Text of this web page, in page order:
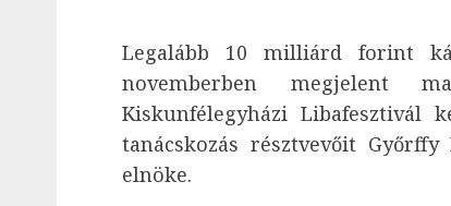
Legalább 10 milliárd forint
novemberben megjelent
Kiskunfélegyházi Libafesztivál
tanácskozás résztvevőit
elnöke.